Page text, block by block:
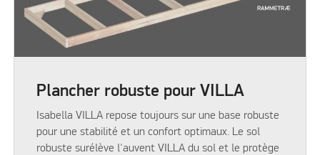
Plancher robuste pour VILLA
Isabella VILLA repose toujours sur une base robuste
pour une stabilité et un confort optimaux. Le sol
robuste surélève l'auvent VILLA du sol et le protège